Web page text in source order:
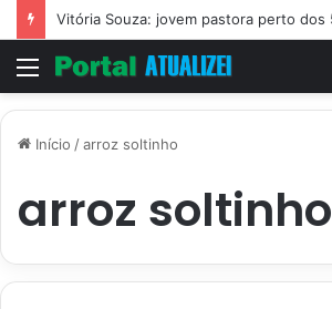
Menu
Início /arroz soltinho
arroz soltinho